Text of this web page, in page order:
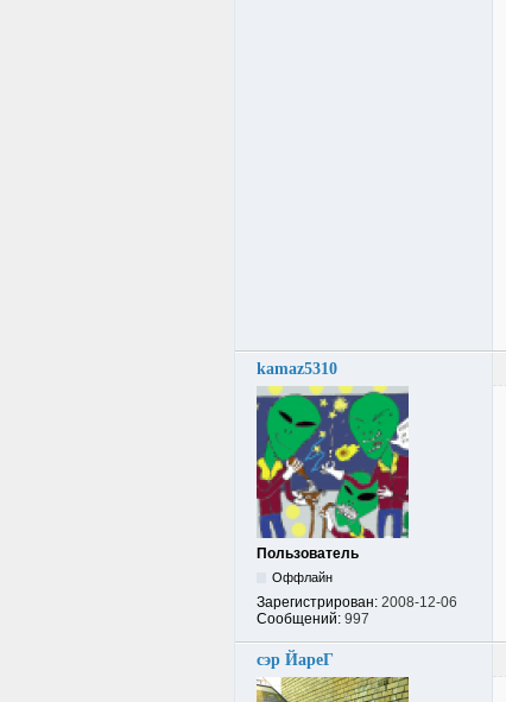
kamaz5310
Пользователь
Оффлайн
Зарегистрирован: 2008-12-06
Сообщений: 997
сэр ЙареГ